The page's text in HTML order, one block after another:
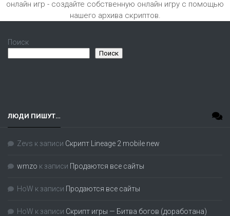
онлайн игр - создайте собственную онлайн игру с помощью
нашего архива скриптов.
Поиск
Поиск
ЛЮДИ ПИШУТ…
Zevs к записи Скрипт Lineage 2 mobile new
wmzo к записи Продаются все сайты
HoW к записи Продаются все сайты
HoW к записи Скрипт игры — Битва богов (доработана)